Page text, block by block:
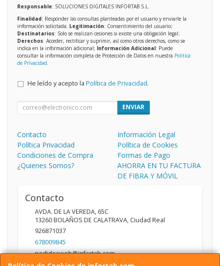
Responsable: SOLUCIONES DIGITALES INFORTAB S.L.
Finalidad: Responder las consultas planteadas por el usuario y enviarle la
información solicitada; Legitimación: Consentimiento del usuario;
Destinatarios: Solo se realizan cesiones si existe una obligación legal;
Derechos: Acceder, rectificar y suprimir, así como otros derechos, como se
indica en la información adicional; Información Adicional: Puede
consultar la información completa de Protección de Datos en nuestra Política
de Privacidad
He leído y acepto la Política de Privacidad.
ENVIAR
Contacto
Información Legal
Política Privacidad
Política de Cookies
Condiciones de Compra
Formas de Pago
¿Quienes Somos?
AHORRA EN TU FACTURA
DE FIBRA Y MÓVIL
Contacto
AVDA. DE LA VEREDA, 65C
13260BOLAÑOS DE CALATRAVA, Ciudad Real
926871037
678009845
pedidosweb@infortab.com